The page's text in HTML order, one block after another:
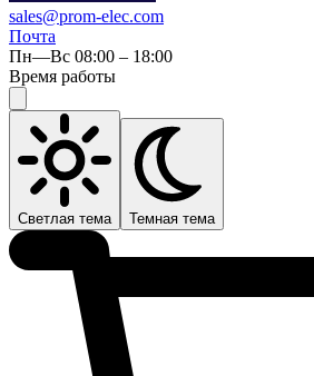
sales@prom-elec.com
Почта
Пн—Вс 08:00 – 18:00
Время работы
Светлая тема Темная тема